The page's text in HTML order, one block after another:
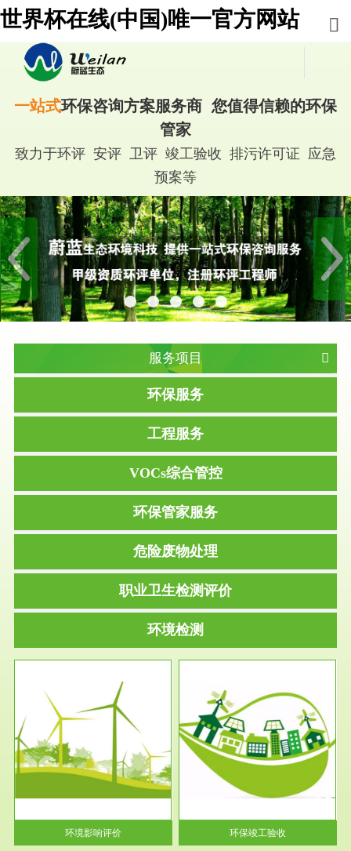
世界杯在线(中国)唯一官方网站
一站式环保咨询方案服务商 您值得信赖的环保
管家
致力于环评 安评 卫评 竣工验收 排污许可证 应急
预案等
服务项目
环保服务
工程服务
VOCs综合管控
环保管家服务
危险废物处理
职业卫生检测评价
环境检测
环境影响评价
服务范围
环保竣工验收
根据《建设项目环境保护管理条
例》第十七条 编制环境影响报
告书、...
环保竣工验收